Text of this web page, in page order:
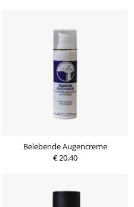
Belebende Augencreme
€ 20,40